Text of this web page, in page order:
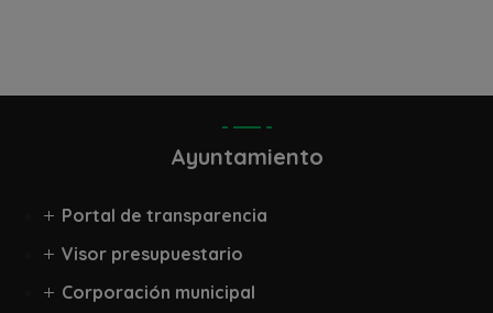
Ayuntamiento
Portal de transparencia
Visor presupuestario
Corporación municipal